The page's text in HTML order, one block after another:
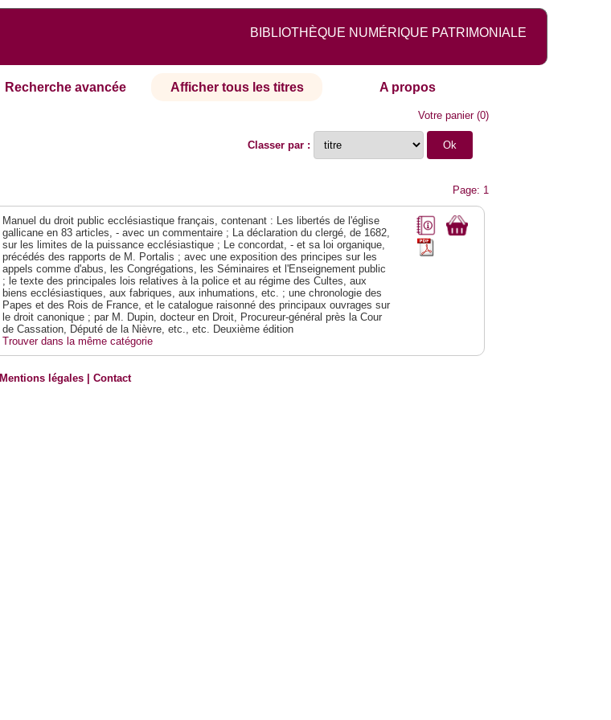
BIBLIOTHÈQUE NUMÉRIQUE PATRIMONIALE
Recherche avancée Afficher tous les titres A propos
Votre panier(0)
Classer par :
Page: 1
Manuel du droit public ecclésiastique français, contenant : Les libertés de l'église
gallicane en 83 articles, - avec un commentaire ; La déclaration du clergé, de 1682,
sur les limites de la puissance ecclésiastique ; Le concordat, - et sa loi organique,
précédés des rapports de M. Portalis ; avec une exposition des principes sur les
appels comme d'abus, les Congrégations, les Séminaires et l'Enseignement public
; le texte des principales lois relatives à la police et au régime des Cultes, aux
biens ecclésiastiques, aux fabriques, aux inhumations, etc. ; une chronologie des
Papes et des Rois de France, et le catalogue raisonné des principaux ouvrages sur
le droit canonique ; par M. Dupin, docteur en Droit, Procureur-général près la Cour
de Cassation, Député de la Nièvre, etc., etc. Deuxième édition
Trouver dans la même catégorie
Mentions légales |Contact